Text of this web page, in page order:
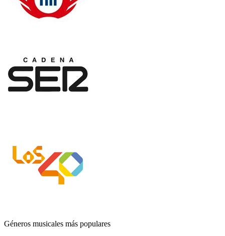
Géneros musicales más populares